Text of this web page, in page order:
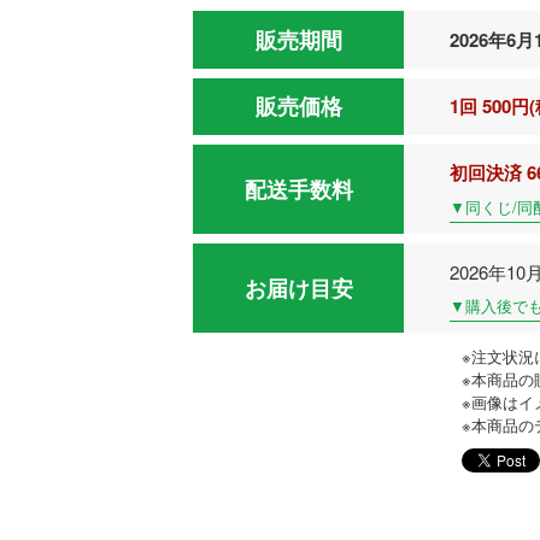
販売期間 2026年6
販売価格 1回 500円
配送手数料
初回決済
▼同くじ/同
お届け目安
2026年10
▼購入後で
※注文状況
※本商品の
※画像はイ
※本商品の